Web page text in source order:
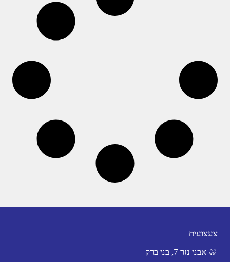
צעצועית
אבני נזר 7, בני ברק